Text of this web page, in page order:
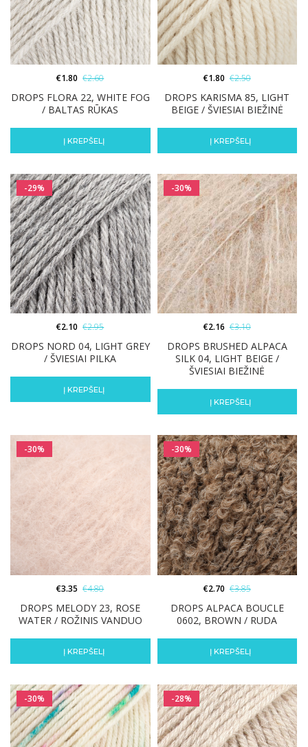
DROPS FLORA 22, WHITE FOG
/ BALTAS RŪKAS
€1.80 €2.60
Į KREPŠELĮ
DROPS KARISMA 85, LIGHT
BEIGE / ŠVIESIAI BIEŽINĖ
€1.80 €2.50
Į KREPŠELĮ
-29%
DROPS NORD 04, LIGHT GREY
/ ŠVIESIAI PILKA
€2.10 €2.95
Į KREPŠELĮ
-30%
DROPS BRUSHED ALPACA
SILK 04, LIGHT BEIGE /
ŠVIESIAI BIEŽINĖ
€2.16 €3.10
Į KREPŠELĮ
-30%
DROPS MELODY 23, ROSE
WATER / ROŽINIS VANDUO
€3.35 €4.80
Į KREPŠELĮ
-30%
DROPS ALPACA BOUCLE
0602, BROWN / RUDA
€2.70 €3.85
Į KREPŠELĮ
-30% -28%